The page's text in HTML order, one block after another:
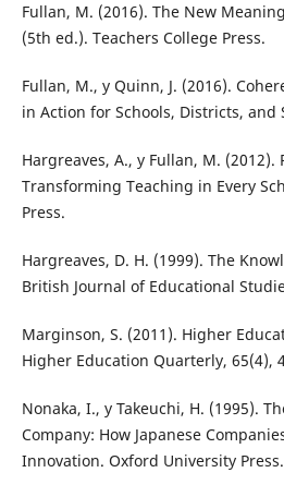
Fullan, M. (2016). The New
(5th ed.). Teachers College Press.
Fullan, M., y Quinn, J. (2016).
in Action for Schools, Districts, and
Hargreaves, A., y Fullan, M. (2012).
Transforming Teaching in Every
Press.
Hargreaves, D. H. (1999). The
British Journal of Educational
Marginson, S. (2011). Higher
Higher Education Quarterly, 65(4),
Nonaka, I., y Takeuchi, H. (1995).
Company: How Japanese
Innovation. Oxford University Press.